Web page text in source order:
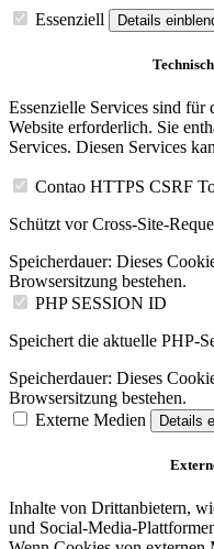
Essenziell Details
Essenzielle Services sind
Website erforderlich. Sie
Services. Diesen Services
Contao HTTPS CSRF
Schützt vor Cross-Site-
Speicherdauer: Dieses
Browsersitzung bestehen.
PHP SESSION ID
Speichert die aktuelle PHP-
Speicherdauer: Dieses
Browsersitzung bestehen.
Externe Medien
Details
Inhalte von Drittanbietern,
und Social-Media-